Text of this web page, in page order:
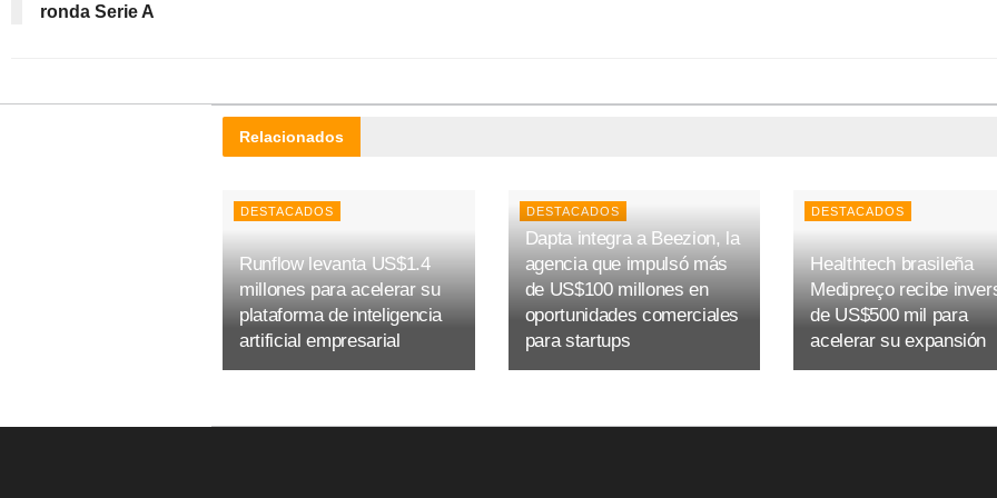
ronda Serie A
Relacionados
DESTACADOS
Runflow levanta US$1.4
millones para acelerar su
plataforma de inteligencia
artificial empresarial
DESTACADOS
Dapta integra a Beezion, la
agencia que impulsó más
de US$100 millones en
oportunidades comerciales
para startups
DESTACADOS
Healthtech brasileña
Medipreço recibe
de US$500 mil para
acelerar su expansión